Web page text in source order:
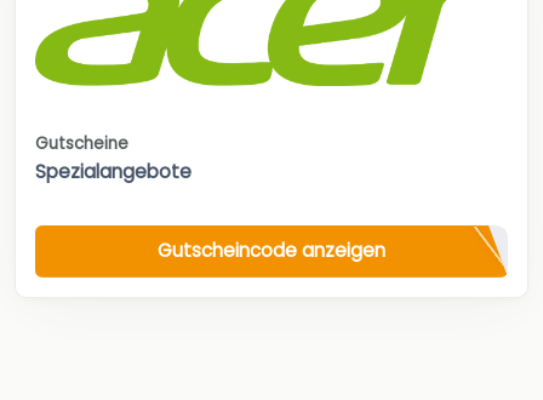
Gutscheine
Spezialangebote
Gutscheincode anzeigen